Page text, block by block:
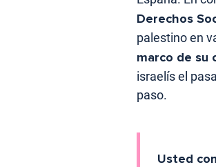
Derechos
palestino en
marco de su
israelís el
paso.
Usted